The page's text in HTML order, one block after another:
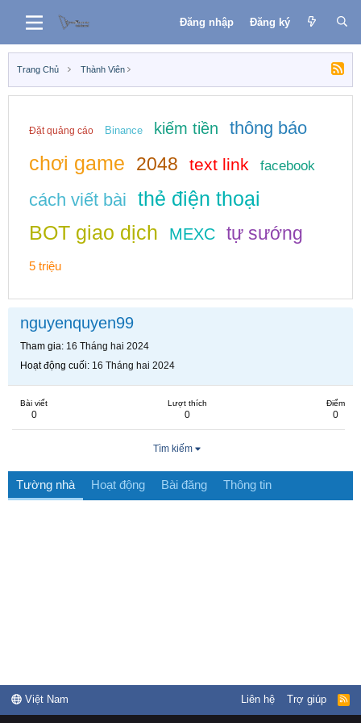
Đăng nhập Đăng ký
Trang Chủ Thành Viên
Đặt quảng cáo Binance kiếm tiền thông báo
chơi game 2048 text link facebook
cách viết bài thẻ điện thoại
BOT giao dịch
MEXC tự sướng
5 triệu
nguyenquyen99
Tham gia 16 Tháng hai 2024
Hoạt động cuối 16 Tháng hai 2024
Bài viết
0
Lượt thích
0
Điểm
0
Tìm kiếm
Tường nhà Hoạt động Bài đăng Thông tin
Việt Nam Liên hệ Trợ giúp
R